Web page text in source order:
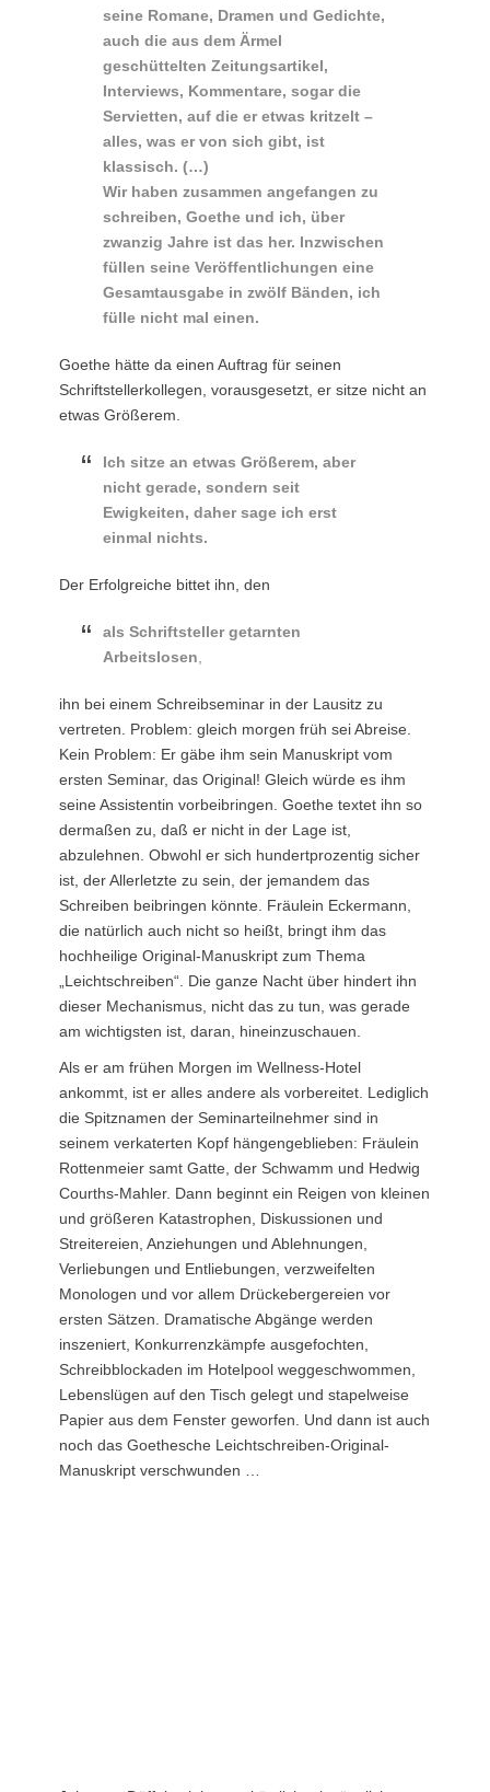
seine Romane, Dramen und Gedichte,
auch die aus dem Ärmel
geschüttelten Zeitungsartikel,
Interviews, Kommentare, sogar die
Servietten, auf die er etwas kritzelt –
alles, was er von sich gibt, ist
klassisch. (…)
Wir haben zusammen angefangen zu
schreiben, Goethe und ich, über
zwanzig Jahre ist das her. Inzwischen
füllen seine Veröffentlichungen eine
Gesamtausgabe in zwölf Bänden, ich
fülle nicht mal einen.
Goethe hätte da einen Auftrag für seinen
Schriftstellerkollegen, vorausgesetzt, er sitze nicht an
etwas Größerem.
Ich sitze an etwas Größerem, aber
nicht gerade, sondern seit
Ewigkeiten, daher sage ich erst
einmal nichts.
Der Erfolgreiche bittet ihn, den
als Schriftsteller getarnten
Arbeitslosen
ihn bei einem Schreibseminar in der Lausitz zu
vertreten. Problem: gleich morgen früh sei Abreise.
Kein Problem: Er gäbe ihm sein Manuskript vom
ersten Seminar, das Original! Gleich würde es ihm
seine Assistentin vorbeibringen. Goethe textet ihn so
dermaßen zu, daß er nicht in der Lage ist,
abzulehnen. Obwohl er sich hundertprozentig sicher
ist, der Allerletzte zu sein, der jemandem das
Schreiben beibringen könnte. Fräulein Eckermann,
die natürlich auch nicht so heißt, bringt ihm das
hochheilige Original-Manuskript zum Thema
„Leichtschreiben“. Die ganze Nacht über hindert ihn
dieser Mechanismus, nicht das zu tun, was gerade
am wichtigsten ist, daran, hineinzuschauen.
Als er am frühen Morgen im Wellness-Hotel
ankommt, ist er alles andere als vorbereitet. Lediglich
die Spitznamen der Seminarteilnehmer sind in
seinem verkaterten Kopf hängengeblieben: Fräulein
Rottenmeier samt Gatte, der Schwamm und Hedwig
Courths-Mahler. Dann beginnt ein Reigen von kleinen
und größeren Katastrophen, Diskussionen und
Streitereien, Anziehungen und Ablehnungen,
Verliebungen und Entliebungen, verzweifelten
Monologen und vor allem Drückebergereien vor
ersten Sätzen. Dramatische Abgänge werden
inszeniert, Konkurrenzkämpfe ausgefochten,
Schreibblockaden im Hotelpool weggeschwommen,
Lebenslügen auf den Tisch gelegt und stapelweise
Papier aus dem Fenster geworfen. Und dann ist auch
noch das Goethesche Leichtschreiben-Original-
Manuskript verschwunden …